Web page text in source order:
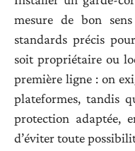
mesure de bon
standards précis
soit propriétaire ou
première ligne : on
plateformes, tandis
protection adaptée,
d’éviter toute